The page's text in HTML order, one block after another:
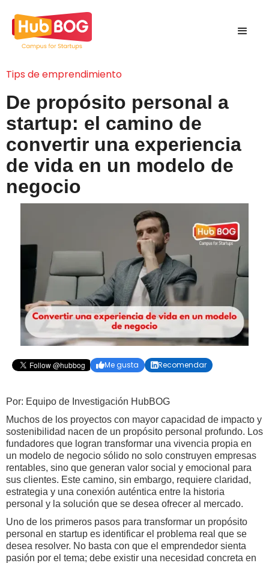
Tips de emprendimiento
De propósito personal a
startup: el camino de
convertir una experiencia
de vida en un modelo de
negocio
Me gusta Recomendar
Por: Equipo de Investigación HubBOG
Muchos de los proyectos con mayor capacidad de impacto y
sostenibilidad nacen de un propósito personal profundo. Los
fundadores que logran transformar una vivencia propia en
un modelo de negocio sólido no solo construyen empresas
rentables, sino que generan valor social y emocional para
sus clientes. Este camino, sin embargo, requiere claridad,
estrategia y una conexión auténtica entre la historia
personal y la solución que se desea ofrecer al mercado.
Uno de los primeros pasos para transformar un propósito
personal en startup es identificar el problema real que se
desea resolver. No basta con que el emprendedor sienta
pasión por el tema; debe existir una necesidad concreta en